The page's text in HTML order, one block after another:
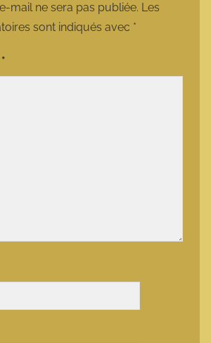
mail ne sera pas publiée. Les
sont indiqués avec *
*